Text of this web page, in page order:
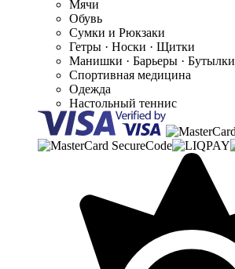
Мячи
Обувь
Сумки и Рюкзаки
Гетры · Носки · Щитки
Манишки · Барьеры · Бутылки
Спортивная медицина
Одежда
Настольный теннис